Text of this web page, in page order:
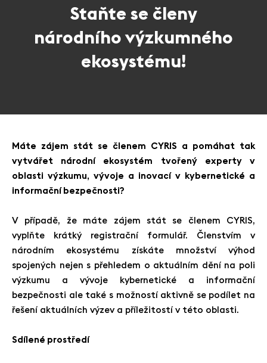
Staňte se členy
národního výzkumného
ekosystému!
Máte zájem stát se členem CYRIS a pomáhat tak
vytvářet národní ekosystém tvořený experty v
oblasti výzkumu, vývoje a inovací v kybernetické a
informační bezpečnosti?
V případě, že máte zájem stát se členem CYRIS,
vyplňte krátký registrační formulář. Členstvím v
národním ekosystému získáte množství výhod
spojených nejen s přehledem o aktuálním dění na poli
výzkumu a vývoje kybernetické a informační
bezpečnosti ale také s možností aktivně se podílet na
řešení aktuálních výzev a příležitostí v této oblasti.
Sdílené prostředí